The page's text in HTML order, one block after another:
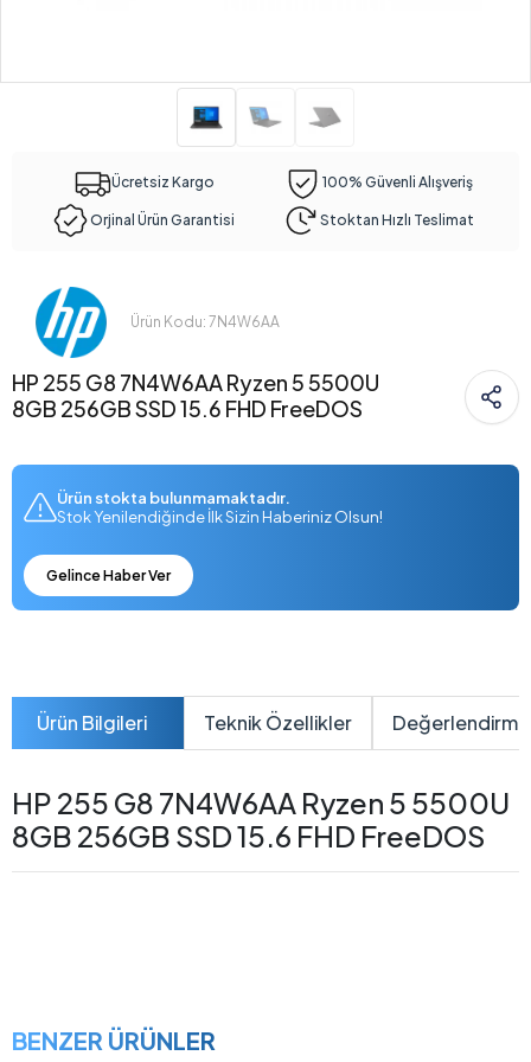
Ücretsiz Kargo 100% Güvenli Alışveriş
Orjinal Ürün Garantisi Stoktan Hızlı Teslimat
Ürün Kodu: 7N4W6AA
HP 255 G8 7N4W6AA Ryzen 5 5500U
8GB 256GB SSD 15.6 FHD FreeDOS
Ürün stokta bulunmamaktadır.
Stok Yenilendiğinde İlk Sizin Haberiniz Olsun!
Gelince Haber Ver
Ürün Bilgileri Teknik Özellikler
HP 255 G8 7N4W6AA Ryzen 5 5500U
8GB 256GB SSD 15.6 FHD FreeDOS
BENZER ÜRÜNLER